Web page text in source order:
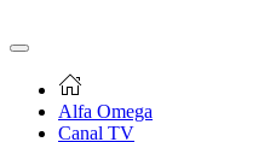
Alfa Omega
Canal TV